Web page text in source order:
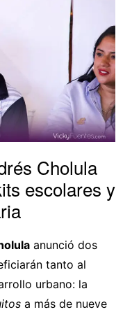
Cholula
escolares y
anunció dos
tanto al
urbano: la
a más de nueve